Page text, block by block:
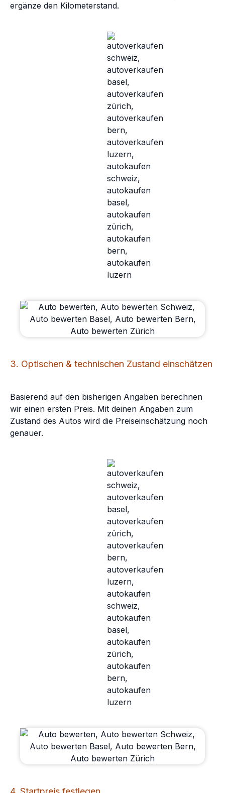
ergänze den Kilometerstand.
3. Optischen & technischen Zustand einschätzen
Basierend auf den bisherigen Angaben berechnen
wir einen ersten Preis. Mit deinen Angaben zum
Zustand des Autos wird die Preiseinschätzung noch
genauer.